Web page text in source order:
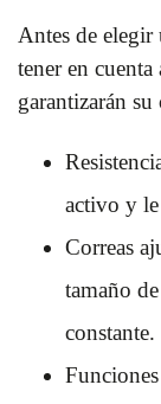
Antes de
tener en cuenta
garantizarán
activo y le
Correas
tamaño
constante.